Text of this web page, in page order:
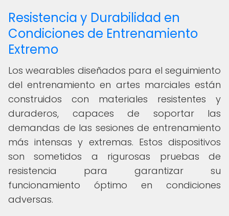
Resistencia y Durabilidad en
Condiciones de Entrenamiento
Extremo
Los wearables diseñados para el seguimiento
del entrenamiento en artes marciales están
construidos con materiales resistentes y
duraderos, capaces de soportar las
demandas de las sesiones de entrenamiento
más intensas y extremas. Estos dispositivos
son sometidos a rigurosas pruebas de
resistencia para garantizar su
funcionamiento óptimo en condiciones
adversas.